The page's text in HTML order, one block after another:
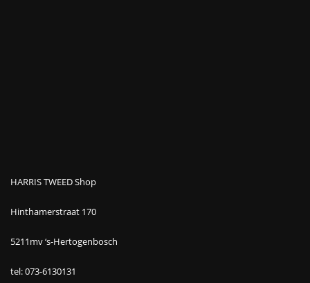
HARRIS TWEED Shop
Hinthamerstraat 170
5211mv ‘s-Hertogenbosch
tel: 073-6130131